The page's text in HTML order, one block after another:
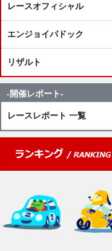
レースオフィシャル
エンジョイパドック
リザルト
-開催レポート-
レースレポート 一覧